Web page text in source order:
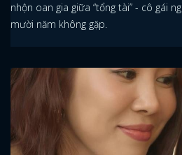
nhộn oan gia giữa “tổng tài” - cô gái
mười năm không gặp.